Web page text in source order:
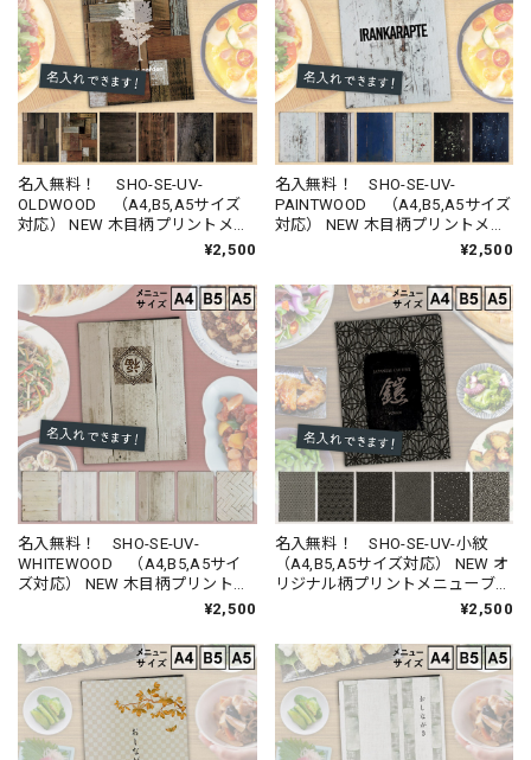
名入無料！ SHO-SE-UV-
OLDWOOD （A4,B5,A5サイズ
対応） NEW 木目柄プリントメニ
ューブック （受注生産品）¥2,500
名入無料！ SHO-SE-UV-
PAINTWOOD （A4,B5,A5サイズ
対応） NEW 木目柄プリントメニ
ューブック （受注生産品）¥2,500
名入無料！ SHO-SE-UV-
WHITEWOOD （A4,B5,A5サイ
ズ対応） NEW 木目柄プリントメ
ニューブック （受注生産品）
¥2,500
名入無料！ SHO-SE-UV-小紋
（A4,B5,A5サイズ対応） NEW オ
リジナル柄プリントメニューブッ
¥2,500